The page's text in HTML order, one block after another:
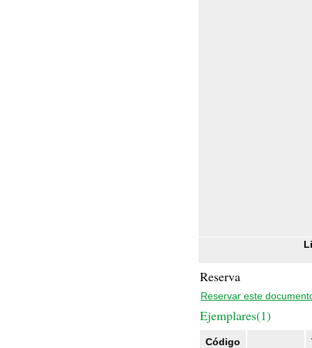
Reserva
Reservar este
Ejemplares(1)
Código